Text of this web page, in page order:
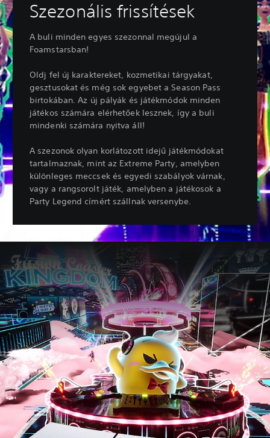
Szezonális frissítések
A buli minden egyes szezonnal megújul a
Foamstarsban!
Oldj fel új karaktereket, kozmetikai tárgyakat,
gesztusokat és még sok egyebet a Season Pass
birtokában. Az új pályák és játékmódok minden
játékos számára elérhetőek lesznek, így a buli
mindenki számára nyitva áll!
A szezonok olyan korlátozott idejű játékmódokat
tartalmaznak, mint az Extreme Party, amelyben
különleges meccsek és egyedi szabályok várnak,
vagy a rangsorolt játék, amelyben a játékosok a
Party Legend címért szállnak versenybe.